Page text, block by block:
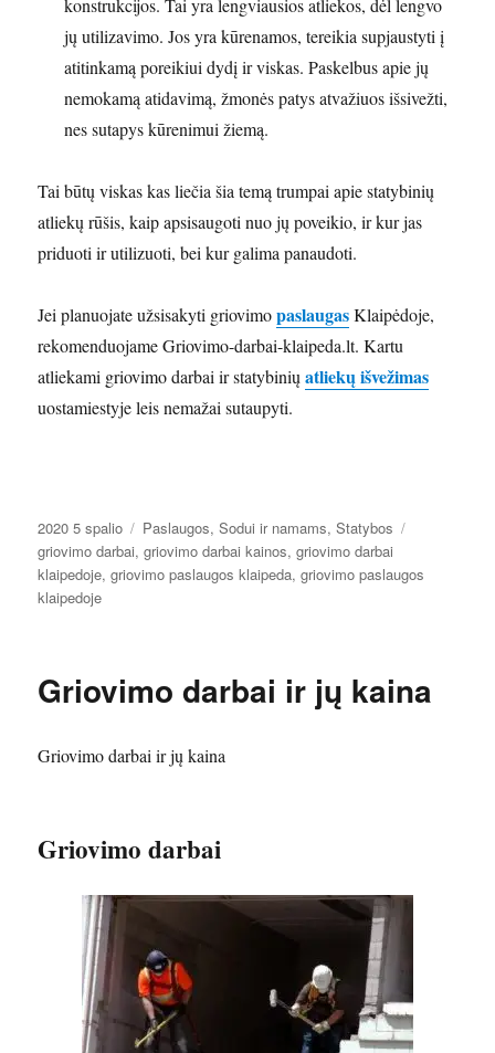
konstrukcijos. Tai yra lengviausios atliekos, dėl lengvo
jų utilizavimo. Jos yra kūrenamos, tereikia supjaustyti į
atitinkamą poreikiui dydį ir viskas. Paskelbus apie jų
nemokamą atidavimą, žmonės patys atvažiuos išsivežti,
nes sutapys kūrenimui žiemą.
Tai būtų viskas kas liečia šia temą trumpai apie statybinių
atliekų rūšis, kaip apsisaugoti nuo jų poveikio, ir kur jas
priduoti ir utilizuoti, bei kur galima panaudoti.
Jei planuojate užsisakyti griovimopaslaugasKlaipėdoje,
rekomenduojame Griovimo-darbai-klaipeda.lt. Kartu
atliekami griovimo darbai ir statybiniųatliekų išvežimas
uostamiestyje leis nemažai sutaupyti.
Paskelbta
2020 5 spalio Kategorijos
Paslaugos,Sodui ir namams,Statybos
griovimo darbai,griovimo darbai kainos,griovimo darbai
klaipedoje,griovimo paslaugos klaipeda,griovimo paslaugos
klaipedoje
Griovimo darbai ir jų kaina
Griovimo darbai ir jų kaina
Griovimo darbai